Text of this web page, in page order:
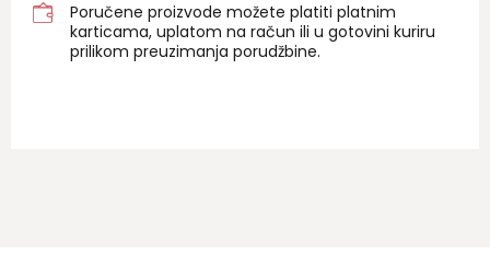
Poručene proizvode možete platiti platnim
karticama, uplatom na račun ili u gotovini kuriru
prilikom preuzimanja porudžbine.